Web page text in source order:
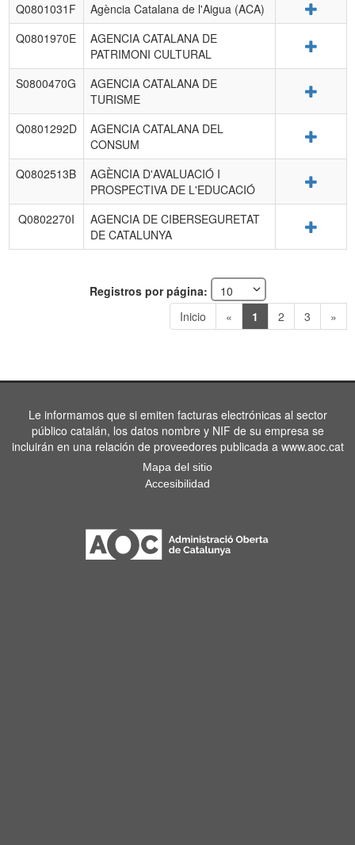
Q0801031F Agència Catalana de l'Aigua (ACA)
Q0801970E
AGENCIA CATALANA DE
PATRIMONI CULTURAL
S0800470G
AGENCIA CATALANA DE
TURISME
Q0801292D
AGENCIA CATALANA DEL
CONSUM
Q0802513B
AGÈNCIA D'AVALUACIÓ I
PROSPECTIVA DE L'EDUCACIÓ
Q0802270I
AGENCIA DE CIBERSEGURETAT
DE CATALUNYA
Registros por página:
Inicio
« 1 2 3 »
Le informamos que si emiten facturas electrónicas al sector
público catalán, los datos nombre y NIF de su empresa se
incluirán en una relación de proveedores publicada a www.aoc.cat
Mapa del sitio
Accesibilidad